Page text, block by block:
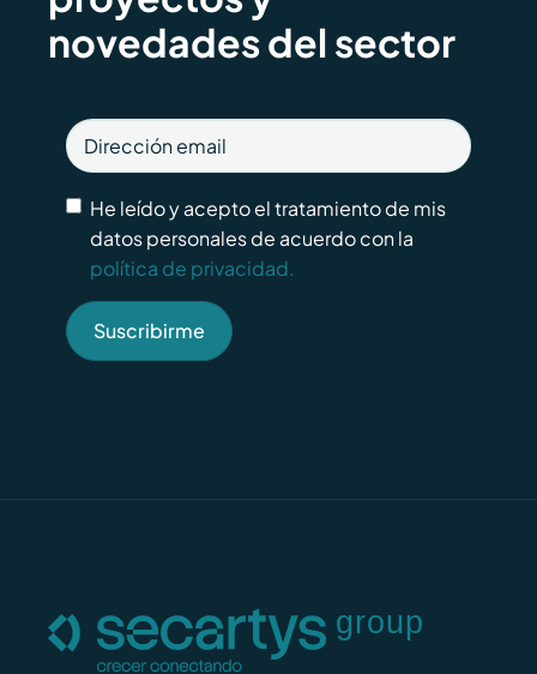
novedades del sector
He leído y acepto el tratamiento de mis
datos personales de acuerdo con la
política de privacidad.
Suscribirme